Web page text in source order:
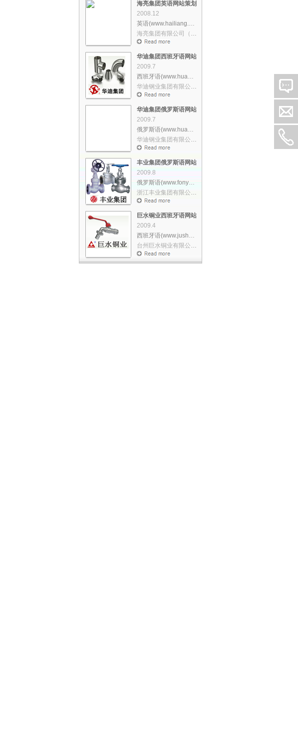
海亮集团英语网站策划设计
2008.12
英语(www.hailiang.us)
海亮集团有限公司（以下简称“海……
华迪集团西班牙语网站策划设计
2009.7
西班牙语(www.huadi.es)
华迪钢业集团有限公司创建于1992�……
华迪集团俄罗斯语网站策划设计
2009.7
俄罗斯语(www.huadi.ru)
华迪钢业集团有限公司创建于1992�……
丰业集团俄罗斯语网站策划设计
2009.8
俄罗斯语(www.fonye.ru)
浙江丰业集团有限公司位于温州市……
巨水铜业西班牙语网站策划设计
2009.4
西班牙语(www.jushui.es)
台州巨水铜业有限公司,创立于一�……